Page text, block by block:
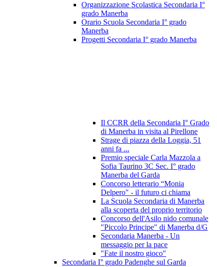
Organizzazione Scolastica Secondaria I°
grado Manerba
Orario Scuola Secondaria I° grado
Manerba
Progetti Secondaria I° grado Manerba
Il CCRR della Secondaria I° Grado
di Manerba in visita al Pirellone
Strage di piazza della Loggia, 51
anni fa ...
Premio speciale Carla Mazzola a
Sofia Taurino 3C Sec. I° grado
Manerba del Garda
Concorso letterario “Monia
Delpero" - il futuro ci chiama
La Scuola Secondaria di Manerba
alla scoperta del proprio territorio
Concorso dell'Asilo nido comunale
"Piccolo Principe" di Manerba d/G
Secondaria Manerba - Un
messaggio per la pace
"Fate il nostro gioco"
Secondaria I° grado Padenghe sul Garda